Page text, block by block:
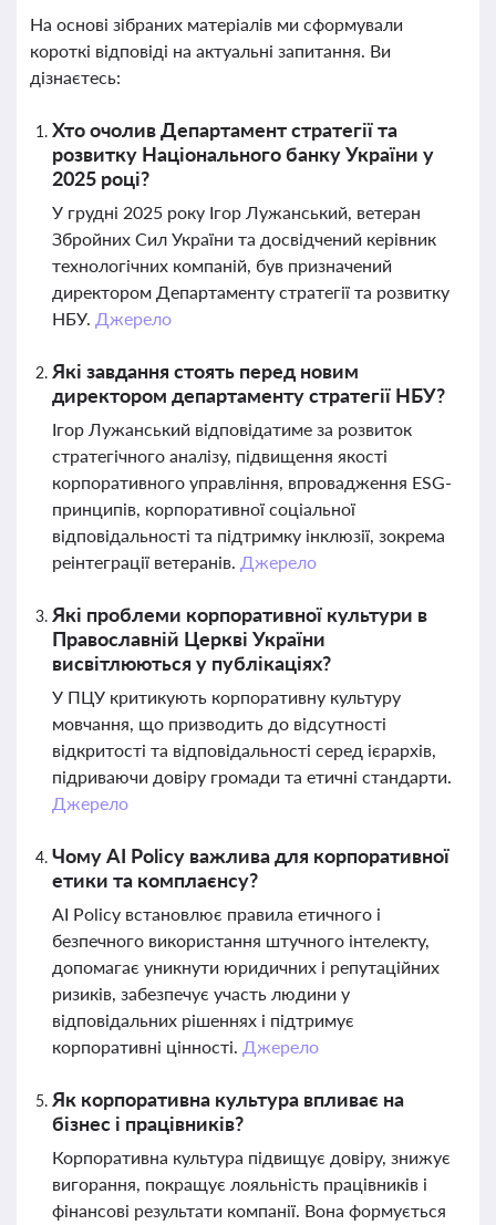
На основі зібраних матеріалів ми сформували
короткі відповіді на актуальні запитання. Ви
дізнаєтесь:
Хто очолив Департамент стратегії та
розвитку Національного банку України у
2025 році?
У грудні 2025 року Ігор Лужанський, ветеран
Збройних Сил України та досвідчений керівник
технологічних компаній, був призначений
директором Департаменту стратегії та розвитку
НБУ. Джерело
Які завдання стоять перед новим
директором департаменту стратегії НБУ?
Ігор Лужанський відповідатиме за розвиток
стратегічного аналізу, підвищення якості
корпоративного управління, впровадження ESG-
принципів, корпоративної соціальної
відповідальності та підтримку інклюзії, зокрема
реінтеграції ветеранів. Джерело
Які проблеми корпоративної культури в
Православній Церкві України
висвітлюються у публікаціях?
У ПЦУ критикують корпоративну культуру
мовчання, що призводить до відсутності
відкритості та відповідальності серед ієрархів,
підриваючи довіру громади та етичні стандарти.
Джерело
Чому AI Policy важлива для корпоративної
етики та комплаєнсу?
AI Policy встановлює правила етичного і
безпечного використання штучного інтелекту,
допомагає уникнути юридичних і репутаційних
ризиків, забезпечує участь людини у
відповідальних рішеннях і підтримує
корпоративні цінності. Джерело
Як корпоративна культура впливає на
бізнес і працівників?
Корпоративна культура підвищує довіру, знижує
вигорання, покращує лояльність працівників і
фінансові результати компанії. Вона формується